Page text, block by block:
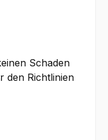
Schaden
den Richtlinien